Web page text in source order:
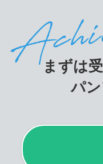
まずは
パ